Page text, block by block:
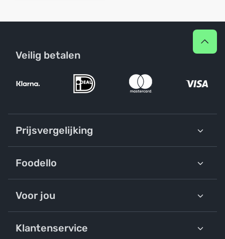
Veilig betalen
Prijsvergelijking
Foodello
Voor jou
Klantenservice